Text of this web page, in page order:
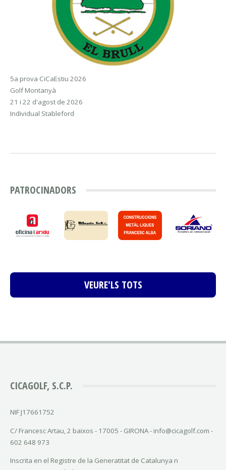
5a prova CiCaEstiu 2026
Golf Montanyà
21 i 22 d'agost de 2026
Individual Stableford
PATROCINADORS
VEURE'LS TOTS
CICAGOLF, S.C.P.
NIF J17661752
C/ Francesc Artau, 2 baixos - 17005 - GIRONA - info@cicagolf.com -
602 648 973
Inscrita en el Registre de la Generatitat de Catalunya n